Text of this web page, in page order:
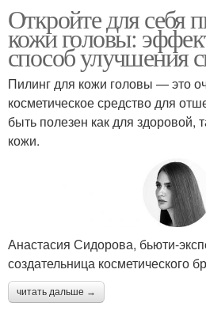
Откройте для себя
кожи головы:
способ улучшения
Пилинг для кожи головы — это
косметическое средство для
быть полезен как для здоровой,
кожи.
Анастасия Сидорова, бьюти-
создательница косметического
читать дальше →